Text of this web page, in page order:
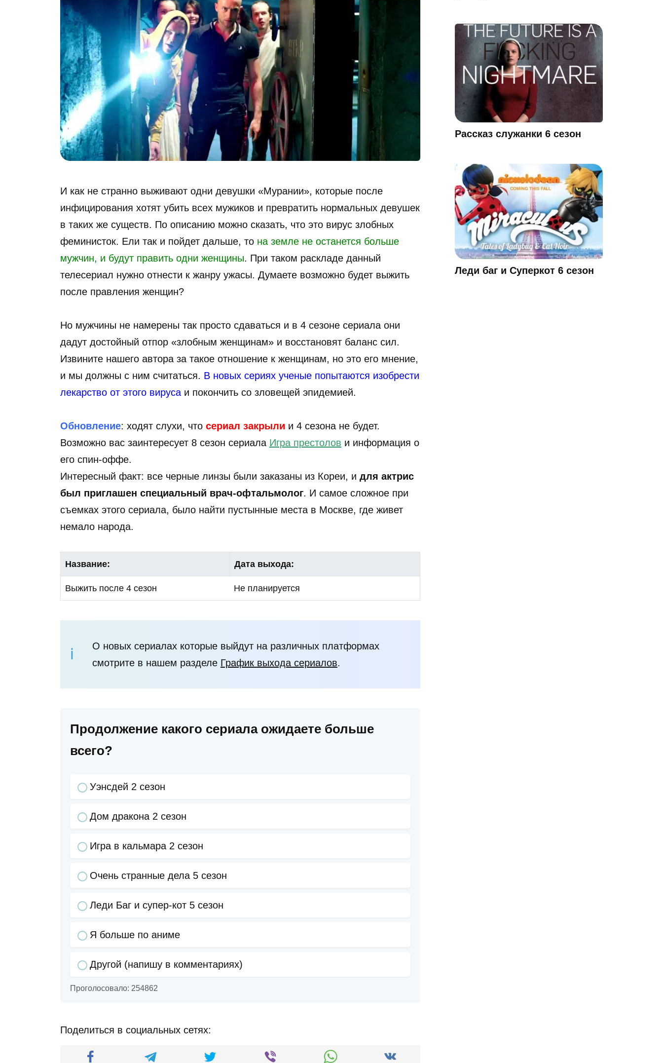
И как не странно выживают одни девушки «Мурании», которые после
инфицирования хотят убить всех мужиков и превратить нормальных девушек
в таких же существ. По описанию можно сказать, что это вирус злобных
феминисток. Ели так и пойдет дальше, то на земле не останется больше
мужчин, и будут править одни женщины. При таком раскладе данный
телесериал нужно отнести к жанру ужасы. Думаете возможно будет выжить
после правления женщин?
Но мужчины не намерены так просто сдаваться и в 4 сезоне сериала они
дадут достойный отпор «злобным женщинам» и восстановят баланс сил.
Извините нашего автора за такое отношение к женщинам, но это его мнение,
и мы должны с ним считаться. В новых сериях ученые попытаются изобрести
лекарство от этого вируса и покончить со зловещей эпидемией.
Обновление: ходят слухи, что сериал закрыли и 4 сезона не будет.
Возможно вас заинтересует 8 сезон сериала Игра престолов и информация о
его спин-оффе.
Интересный факт: все черные линзы были заказаны из Кореи, и для актрис
был приглашен специальный врач-офтальмолог. И самое сложное при
съемках этого сериала, было найти пустынные места в Москве, где живет
немало народа.
Название: Дата выхода:
Выжить после 4 сезон Не планируется
О новых сериалах которые выйдут на различных платформах
смотрите в нашем разделе График выхода сериалов.
Продолжение какого сериала ожидаете больше
всего?
Уэнсдей 2 сезон
Дом дракона 2 сезон
Игра в кальмара 2 сезон
Очень странные дела 5 сезон
Леди Баг и супер-кот 5 сезон
Я больше по аниме
Другой (напишу в комментариях)
Проголосовало: 254862
Поделиться в социальных сетях:
Рассказ служанки 6 сезон
Леди баг и Суперкот 6 сезон